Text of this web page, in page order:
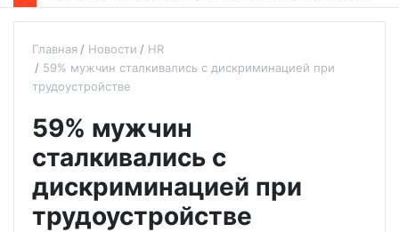
Главная Новости
HR
59% мужчин сталкивались с дискриминацией при
трудоустройстве
59% мужчин
сталкивались с
дискриминацией при
трудоустройстве